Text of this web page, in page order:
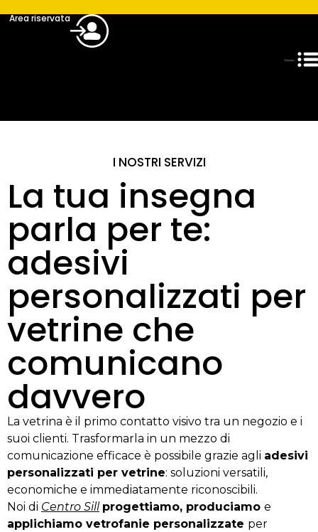
Area riservata
I NOSTRI SERVIZI
La tua insegna
parla per te:
adesivi
personalizzati per
vetrine che
comunicano
davvero
La vetrina è il primo contatto visivo tra un negozio e i
suoi clienti. Trasformarla in un mezzo di
comunicazione efficace è possibile grazie agli adesivi
personalizzati per vetrine: soluzioni versatili,
economiche e immediatamente riconoscibili.
Noi di Centro Sill progettiamo, produciamo e
applichiamo vetrofanie personalizzate per